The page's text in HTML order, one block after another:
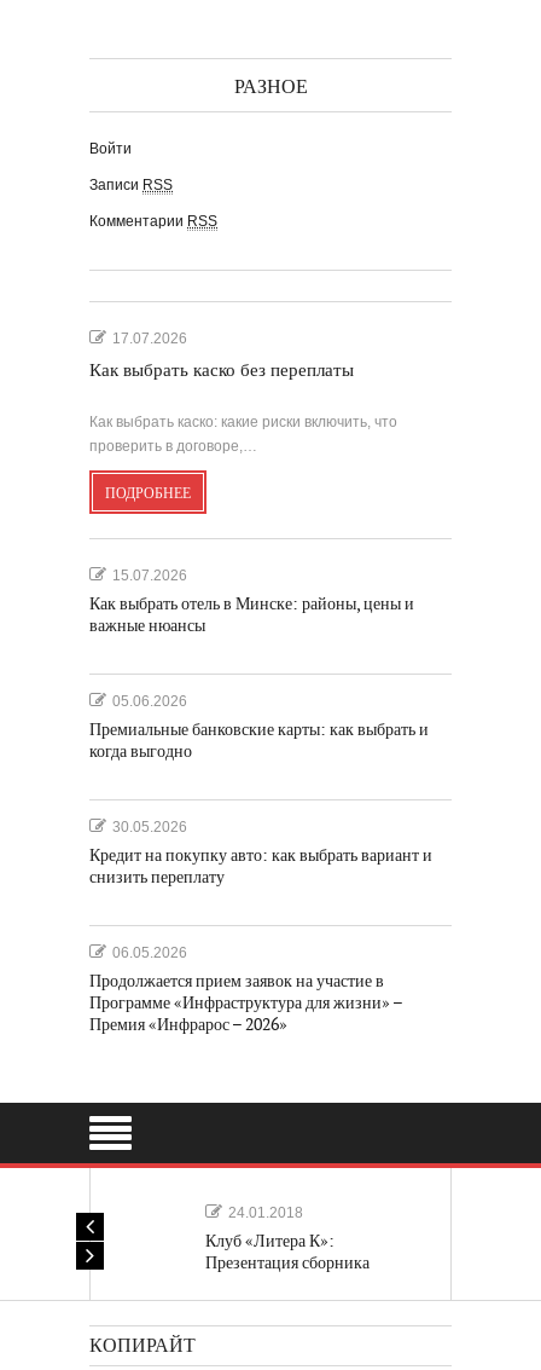
РАЗНОЕ
Войти
Записи RSS
Комментарии RSS
17.07.2026
Как выбрать каско без переплаты
Как выбрать каско: какие риски включить, что
проверить в договоре,…
ПОДРОБНЕЕ
15.07.2026
Как выбрать отель в Минске: районы, цены и
важные нюансы
05.06.2026
Премиальные банковские карты: как выбрать и
когда выгодно
30.05.2026
Кредит на покупку авто: как выбрать вариант и
снизить переплату
06.05.2026
Продолжается прием заявок на участие в
Программе «Инфраструктура для жизни» –
Премия «Инфрарос – 2026»
24.01.2018
Клуб «Литера К»:
Презентация сборника
КОПИРАЙТ